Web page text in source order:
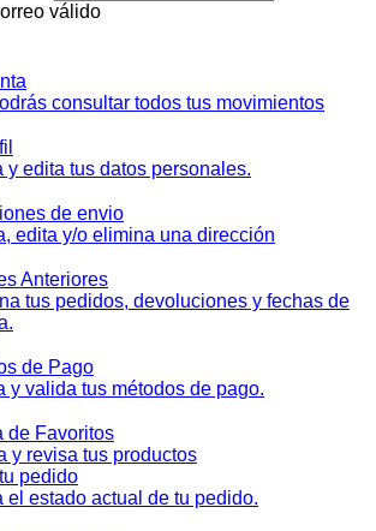
válido
consultar todos tus movimientos
y edita tus datos personales.
de envio
edita y/o elimina una dirección
Anteriores
tus pedidos, devoluciones y fechas de
de Pago
y valida tus métodos de pago.
de Favoritos
y revisa tus productos
pedido
el estado actual de tu pedido.